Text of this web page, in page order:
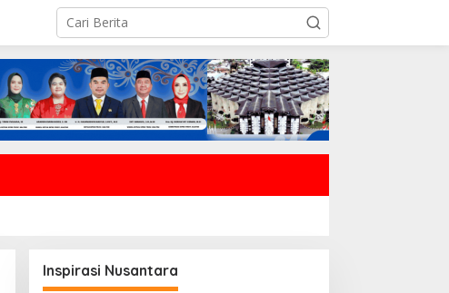
Inspirasi Nusantara